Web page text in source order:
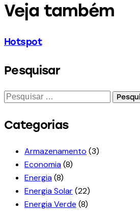
Veja também
Hotspot
Pesquisar
Categorias
Armazenamento (3)
Economia(8)
Energia(8)
Energia Solar(22)
Energia Verde (8)